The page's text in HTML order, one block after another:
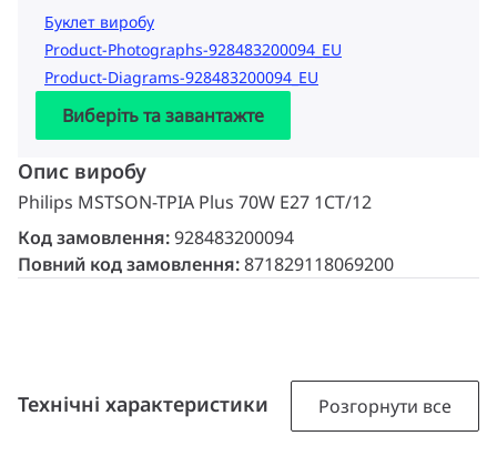
Буклет виробу
Product-Photographs-928483200094_EU
Product-Diagrams-928483200094_EU
Виберіть та завантажте
Опис виробу
Philips MSTSON-TPIA Plus 70W E27 1CT/12
Код замовлення:928483200094
Повний код замовлення:871829118069200
Технічні характеристики Розгорнути все